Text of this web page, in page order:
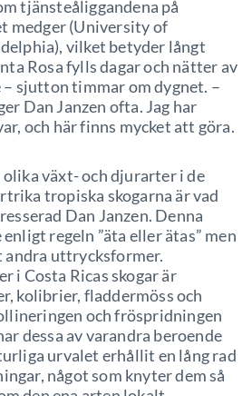
tjänsteåliggandena på
medger (University of
vilket betyder långt
Rosa fylls dagar och nätter av
sjutton timmar om dygnet. –
Dan Janzen ofta. Jag har
och här finns mycket att göra.
växt- och djurarter i de
tropiska skogarna är vad
Dan Janzen. Denna
regeln ”äta eller ätas” men
andra uttrycksformer.
i Costa Ricas skogar är
kolibrier, fladdermöss och
och fröspridningen
dessa av varandra beroende
urvalet erhållit en lång rad
något som knyter dem så